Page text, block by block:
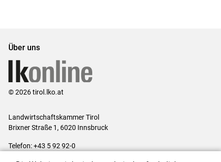
Über uns
© 2026 tirol.lko.at
Landwirtschaftskammer Tirol
Brixner Straße 1, 6020 Innsbruck
Telefon: +43 5 92 92-0